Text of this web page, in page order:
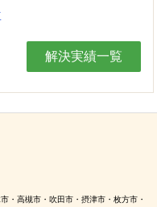
解決実績一覧
・高槻市・吹田市・摂津市・枚方市・